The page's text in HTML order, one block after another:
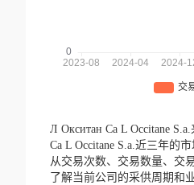
Л Окситан Са L Occitane S.a.
Са L Occitane S.a.近三年的
从交易次数、交易数量、交
了解当前公司的采供周期和